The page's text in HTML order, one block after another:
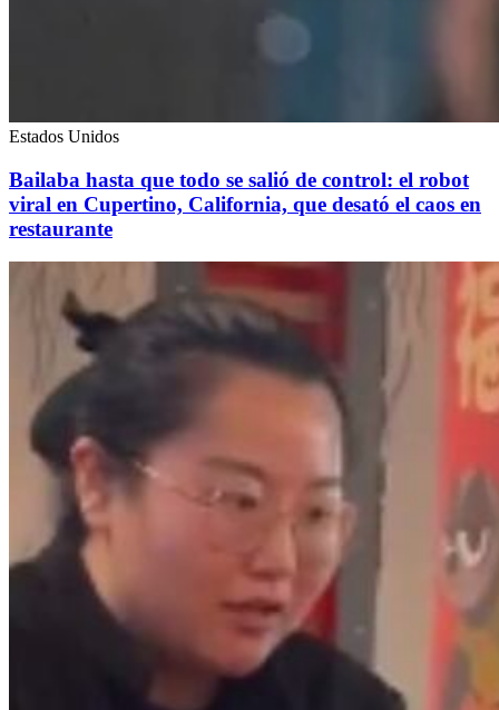
Estados Unidos
Bailaba hasta que todo se salió de control: el robot
viral en Cupertino, California, que desató el caos en
restaurante